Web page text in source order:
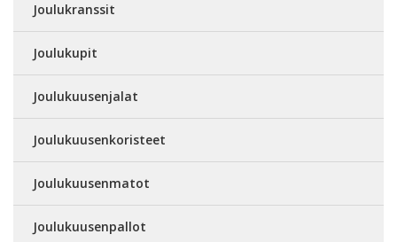
Joulukranssit
Joulukupit
Joulukuusenjalat
Joulukuusenkoristeet
Joulukuusenmatot
Joulukuusenpallot